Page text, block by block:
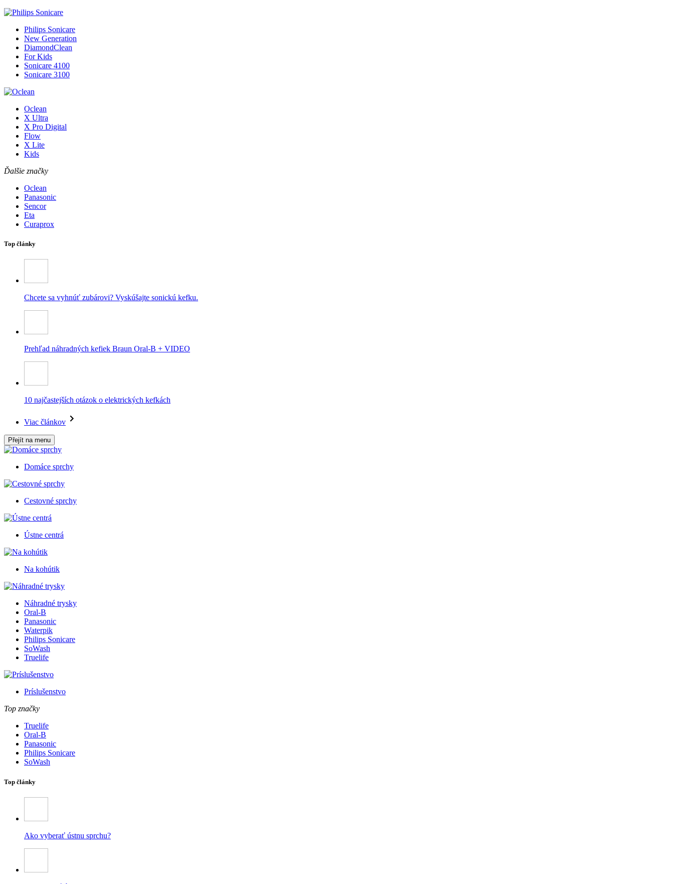
Philips Sonicare
New Generation
DiamondClean
For Kids
Sonicare 4100
Sonicare 3100
Oclean
X Ultra
X Pro Digital
Flow
X Lite
Kids
Ďalšie značky
Oclean
Panasonic
Sencor
Eta
Curaprox
Top články
Chcete sa vyhnúť zubárovi? Vyskúšajte sonickú kefku.
Prehľad náhradných kefiek Braun Oral-B + VIDEO
10 najčastejších otázok o elektrických kefkách
Viac článkov
Přejít na menu
Domáce sprchy
Cestovné sprchy
Ústne centrá
Na kohútik
Náhradné trysky
Oral-B
Panasonic
Waterpik
Philips Sonicare
SoWash
Truelife
Príslušenstvo
Top značky
Truelife
Oral-B
Panasonic
Philips Sonicare
SoWash
Top články
Ako vyberať ústnu sprchu?